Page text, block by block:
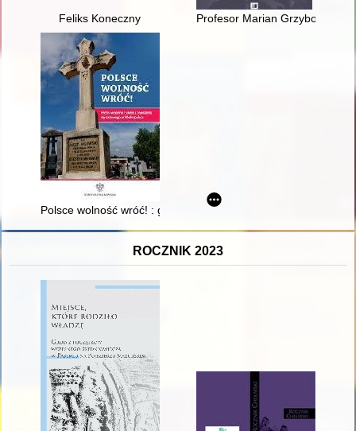
Feliks Koneczny Profesor Marian Grzybowski :
Polsce wolność wróć! : groby wojenne z okresu powstania
ROCZNIK 2023